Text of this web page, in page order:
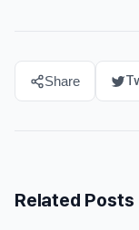
Share
Related Posts